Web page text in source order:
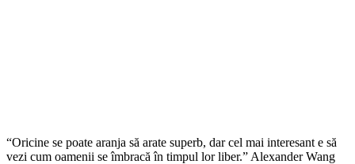
“Oricine se poate aranja să arate superb, dar cel mai interesant e să
vezi cum oamenii se îmbracă în timpul lor liber.” Alexander Wang